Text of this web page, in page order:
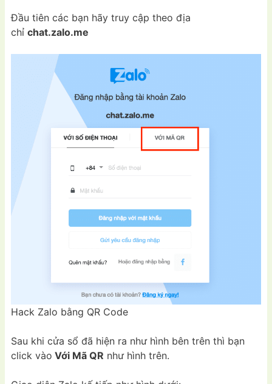
Đầu tiên các bạn hãy truy cập theo địa
chỉ chat.zalo.me
Hack Zalo bằng QR Code
Sau khi cửa sổ đã hiện ra như hình bên trên thì bạn
click vào Với Mã QR như hình trên.